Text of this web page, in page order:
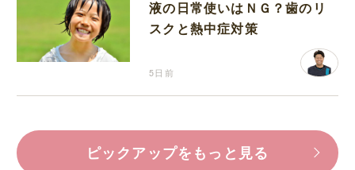
液の日常使いはＮＧ？歯のリ
スクと熱中症対策
5日前
ピックアップをもっと見る